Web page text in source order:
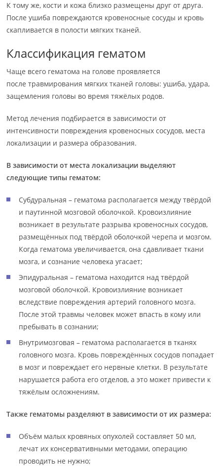
К тому же, кости и кожа близко размещены друг от друга.
После ушиба повреждаются кровеносные сосуды и кровь
скапливается в полости мягких тканей.
Классификация гематом
Чаще всего гематома на голове проявляется
после травмирования мягких тканей головы: ушиба, удара,
защемления головы во время тяжёлых родов.
Метод лечения подбирается в зависимости от
интенсивности повреждения кровеносных сосудов, места
локализации и размера образования.
В зависимости от места локализации выделяют
следующие типы гематом:
Субдуральная – гематома располагается между твёрдой
и паутинной мозговой оболочкой. Кровоизлияние
возникает в результате разрыва кровеносных сосудов,
размещённых под твёрдой оболочкой черепа и мозгом.
Когда гематома увеличивается, она сдавливает ткани
мозга, и сознание человека угасает;
Эпидуральная – гематома находится над твёрдой
мозговой оболочкой. Кровоизлияние возникает
вследствие повреждения артерий головного мозга.
После этой травмы человек может впасть в кому или
пребывать в сознании;
Внутримозговая – гематома располагается в тканях
головного мозга. Кровь повреждённых сосудов попадает
в мозг и повреждает его нервные клетки. В результате
нарушается работа его отделов, а это может привести к
тяжёлым осложнениям.
Также гематомы разделяют в зависимости от их размера:
Объём малых кровяных опухолей составляет 50 мл,
лечат их консервативными методами, операцию
проводить не нужно;